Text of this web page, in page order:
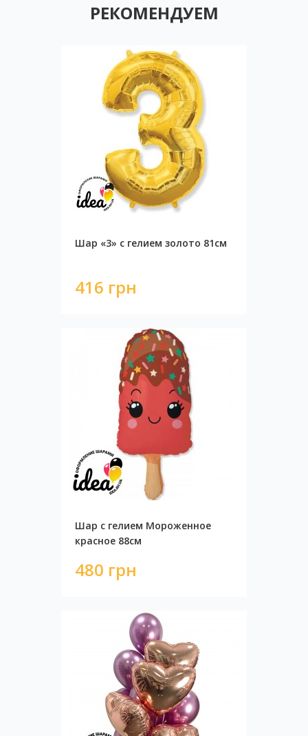
РЕКОМЕНДУЕМ
Шар «3» с гелием золото 81см
416 грн
Шар с гелием Мороженное
красное 88см
480 грн